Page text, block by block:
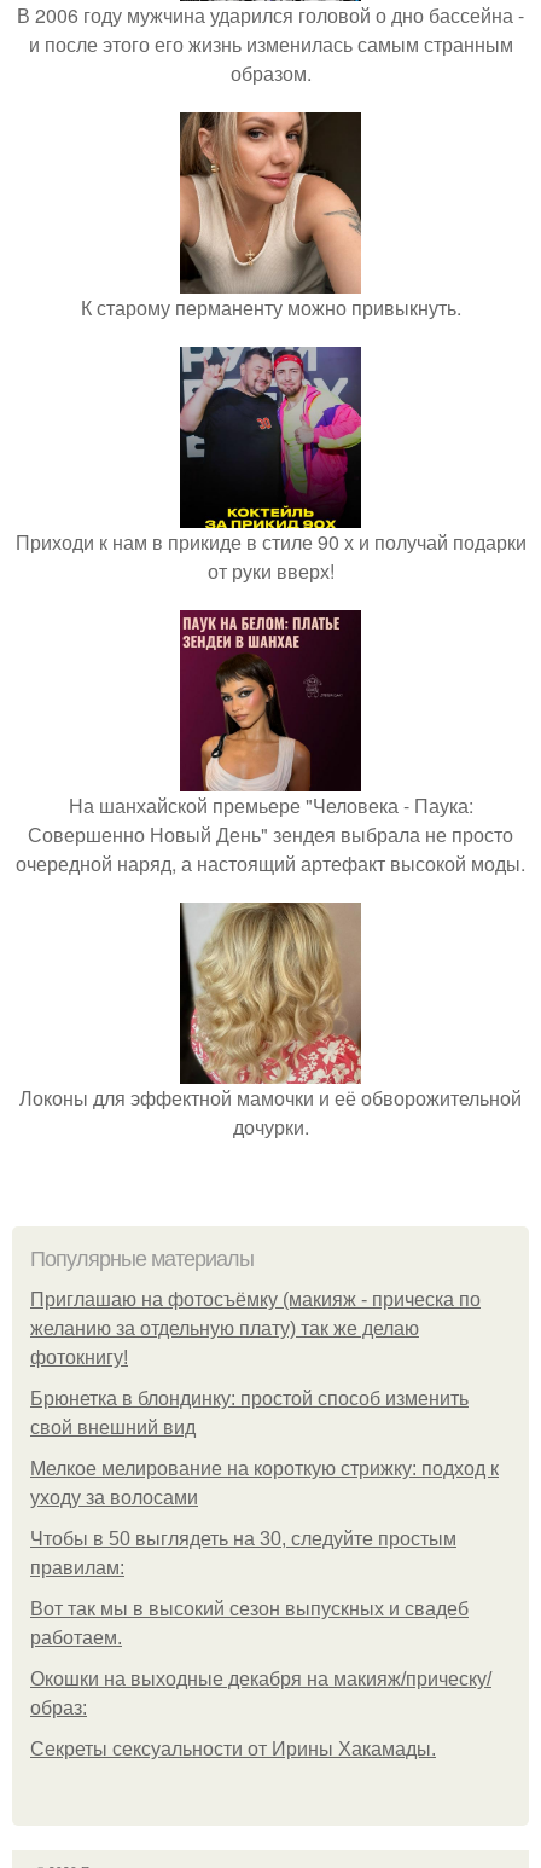
В 2006 году мужчина ударился головой о дно бассейна -
и после этого его жизнь изменилась самым странным
образом.
К старому перманенту можно привыкнуть.
Приходи к нам в прикиде в стиле 90 х и получай подарки
от руки вверх!
На шанхайской премьере "Человека - Паука:
Совершенно Новый День" зендея выбрала не просто
очередной наряд, а настоящий артефакт высокой моды.
Локоны для эффектной мамочки и её обворожительной
дочурки.
Популярные материалы
Приглашаю на фотосъёмку (макияж - прическа по
желанию за отдельную плату) так же делаю
фотокнигу!
Брюнетка в блондинку: простой способ изменить
свой внешний вид
Мелкое мелирование на короткую стрижку: подход к
уходу за волосами
Чтобы в 50 выглядеть на 30, следуйте простым
правилам:
Вот так мы в высокий сезон выпускных и свадеб
работаем.
Окошки на выходные декабря на макияж/прическу/
образ:
Секреты сексуальности от Ирины Хакамады.